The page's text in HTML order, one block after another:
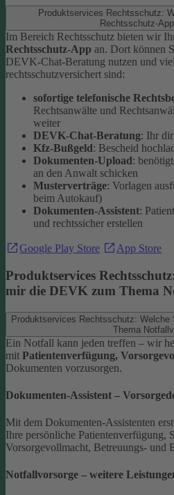
Produktservices Rechtsschutz:
Rechtsschutz-
Im Bereich Rechtsschutz bieten wir
Rechtsschutz-App an. Dort können
DEVK-Chat-Beratung nutzen und
rechtsschutzversichert sind:
sofortige telefonische
Rechtsanwälte und
weiter
DEVK-Chat-Beratung: Ihr
Kfz-Bußgeld: Bescheid
Dokumenten-Upload:
an den Anwalt schicken
Musterverträge: Vorlagen
beim Autokauf)
Dokumenten-Assistent:
und rechtssicher erstellen
Google Play Store App Store
Produktservices
mir die DEVK zum Thema
Produktservices Rechtsschutz:
Thema
Ein Notfall kann jeden treffen – wir
mit Patientenverfügung,
Dokumenten vorzusorgen.
Dokumenten-Assistent –
Mit dem Dokumenten-Assistenten
Ihre persönliche Patientenverfügung,
Vorsorgevollmacht, Betreuungs- und
Notfallvorsorge – weitere